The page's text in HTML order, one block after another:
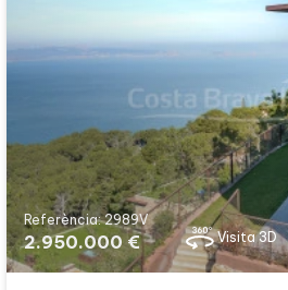
Referència: 2989V
2.950.000 € Visita 3D